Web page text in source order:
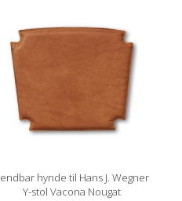
hynde til Hans J. Wegner
Y-stol Vacona Nougat